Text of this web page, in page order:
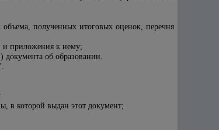
полученных итоговых оценок, перечня
и приложения к нему;
об образовании.
в которой выдан этот документ;